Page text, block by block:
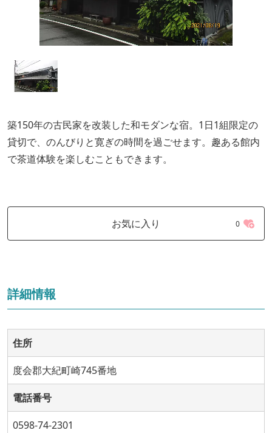
築150年の古民家を改装した和モダンな宿。1日1組限定の
貸切で、のんびりと寛ぎの時間を過ごせます。趣ある館内
で茶道体験を楽しむこともできます。
お気に入り 0
詳細情報
住所
度会郡大紀町崎745番地
電話番号
0598-74-2301